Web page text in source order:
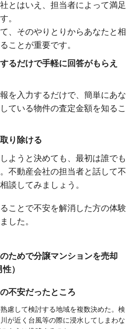
とはいえ、担当者によって満足
。
、そのやりとりからあなたと相
ことが重要です。
るだけで手軽に回答がもらえ
を入力するだけで、簡単にあな
ている物件の査定金額を知るこ
り除ける
ようと決めても、最初は誰でも
不動産会社の担当者と話して不
談してみましょう。
ことで不安を解消した方の体験
した。
ためで分譲マンションを売却
）
不安だったところ
慮して検討する地域を複数決めた。検
が近く台風等の際に浸水してしまわな